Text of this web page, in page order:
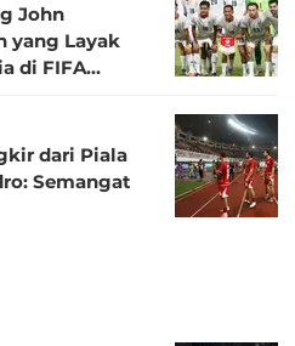
John
yang Layak
di FIFA
dari Piala
Semangat